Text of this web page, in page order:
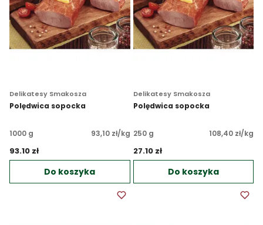
Delikatesy Smakosza
Polędwica sopocka
1000 g 93,10 zł/kg
93.10 zł
Do koszyka
Delikatesy Smakosza
Polędwica sopocka
250 g 108,40 zł/kg
27.10 zł
Do koszyka